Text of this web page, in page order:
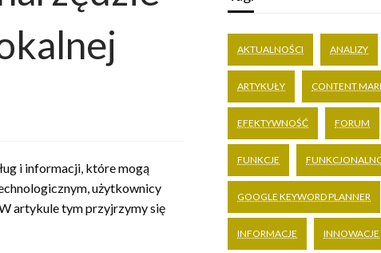
i informacji, które mogą
użytkownicy
artykule tym przyjrzymy się
AKTUALNOŚCI ANALIZY
ARTYKUŁY CONTENT
EFEKTYWNOŚĆ FORUM
FUNKCJE
GOOGLE KEYWORD PLANNER
INFORMACJE INNOWACJE